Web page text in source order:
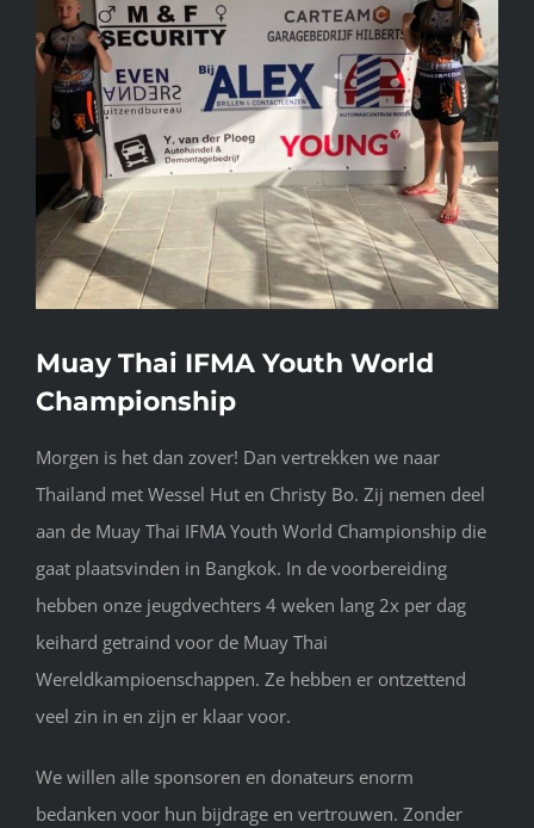
Muay Thai IFMA Youth World
Championship
Morgen is het dan zover! Dan vertrekken we naar
Thailand met Wessel Hut en Christy Bo. Zij nemen deel
aan de Muay Thai IFMA Youth World Championship die
gaat plaatsvinden in Bangkok. In de voorbereiding
hebben onze jeugdvechters 4 weken lang 2x per dag
keihard getraind voor de Muay Thai
Wereldkampioenschappen. Ze hebben er ontzettend
veel zin in en zijn er klaar voor.
We willen alle sponsoren en donateurs enorm
bedanken voor hun bijdrage en vertrouwen. Zonder